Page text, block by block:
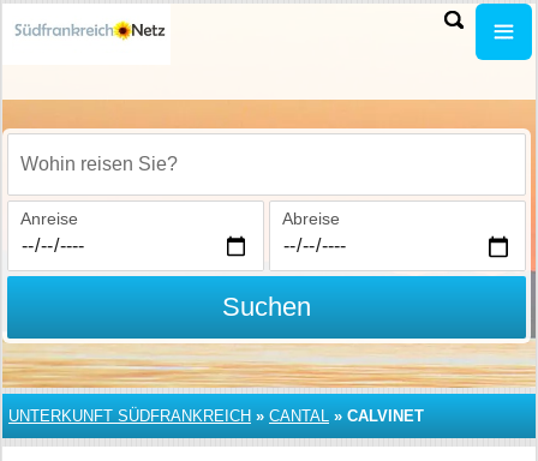
Wohin reisen Sie?
Anreise Abreise
Suchen
UNTERKUNFT SÜDFRANKREICH » CANTAL » CALVINET